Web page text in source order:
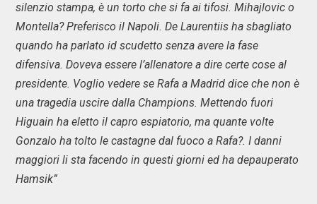
silenzio stampa, è un torto che si fa ai tifosi. Mihajlovic o
Montella? Preferisco il Napoli. De Laurentiis ha sbagliato
quando ha parlato id scudetto senza avere la fase
difensiva. Doveva essere l’allenatore a dire certe cose al
presidente. Voglio vedere se Rafa a Madrid dice che non è
una tragedia uscire dalla Champions. Mettendo fuori
Higuain ha eletto il capro espiatorio, ma quante volte
Gonzalo ha tolto le castagne dal fuoco a Rafa?. I danni
maggiori li sta facendo in questi giorni ed ha depauperato
Hamsik”